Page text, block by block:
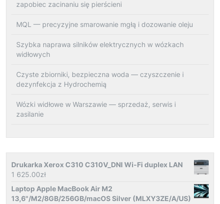
zapobiec zacinaniu się pierścieni
MQL — precyzyjne smarowanie mgłą i dozowanie oleju
Szybka naprawa silników elektrycznych w wózkach
widłowych
Czyste zbiorniki, bezpieczna woda — czyszczenie i
dezynfekcja z Hydrochemią
Wózki widłowe w Warszawie — sprzedaż, serwis i
zasilanie
Drukarka Xerox C310 C310V_DNI Wi-Fi duplex LAN
1 625.00zł
Laptop Apple MacBook Air M2
13,6"/M2/8GB/256GB/macOS Silver (MLXY3ZE/A/US)